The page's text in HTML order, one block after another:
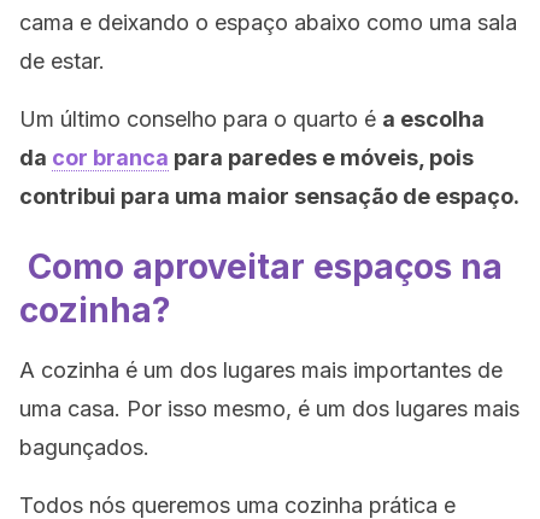
cama e deixando o espaço abaixo como uma sala
de estar.
Um último conselho para o quarto é a escolha
da cor branca para paredes e móveis, pois
contribui para uma maior sensação de espaço.
Como aproveitar espaços na
cozinha?
A cozinha é um dos lugares mais importantes de
uma casa. Por isso mesmo, é um dos lugares mais
bagunçados.
Todos nós queremos uma cozinha prática e